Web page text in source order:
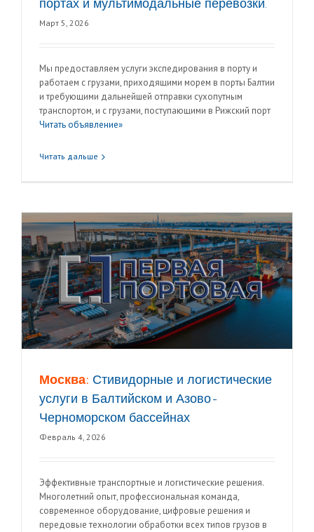
портах и мультимодальные перевозки.
Март 5, 2026
Мы предоставляем услуги экспедирования в порту и
работаем с грузами, приходящими морем в порты Балтии
и требующими дальнейшей отправки сухопутным
транспортом, и с грузами, поступающими в Рижский порт
Читать объявление»
Читать дальше
Москва: Стивидорные и логистические
услуги в Балтийском и Азово-
Черноморском бассейнах
Февраль 4, 2026
Эффективные транспортные и логистические решения.
Многолетний опыт, профессиональная команда,
современное оборудование, цифровые решения и
передовые технологии обработки всех типов грузов в